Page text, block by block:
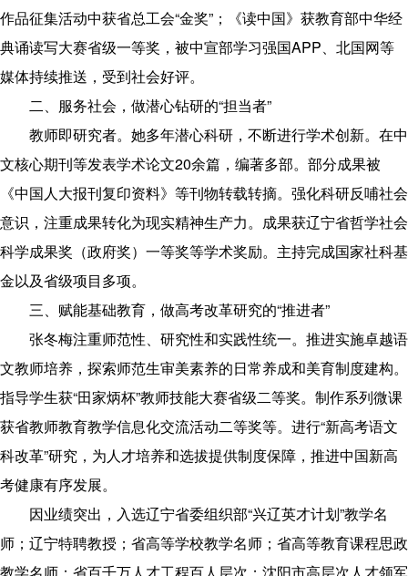
作品征集活动中获省总工会“金奖”；《读中国》获教育部中华经
典诵读写大赛省级一等奖，被中宣部学习强国APP、北国网等
媒体持续推送，受到社会好评。
二、服务社会，做潜心钻研的“担当者”
教师即研究者。她多年潜心科研，不断进行学术创新。在中
文核心期刊等发表学术论文20余篇，编著多部。部分成果被
《中国人大报刊复印资料》等刊物转载转摘。强化科研反哺社会
意识，注重成果转化为现实精神生产力。成果获辽宁省哲学社会
科学成果奖（政府奖）一等奖等学术奖励。主持完成国家社科基
金以及省级项目多项。
三、赋能基础教育，做高考改革研究的“推进者”
张冬梅注重师范性、研究性和实践性统一。推进实施卓越语
文教师培养，探索师范生审美素养的日常养成和美育制度建构。
指导学生获“田家炳杯”教师技能大赛省级二等奖。制作系列微课
获省教师教育教学信息化交流活动二等奖等。进行“新高考语文
科改革”研究，为人才培养和选拔提供制度保障，推进中国新高
考健康有序发展。
因业绩突出，入选辽宁省委组织部“兴辽英才计划”教学名
师；辽宁特聘教授；省高等学校教学名师；省高等教育课程思政